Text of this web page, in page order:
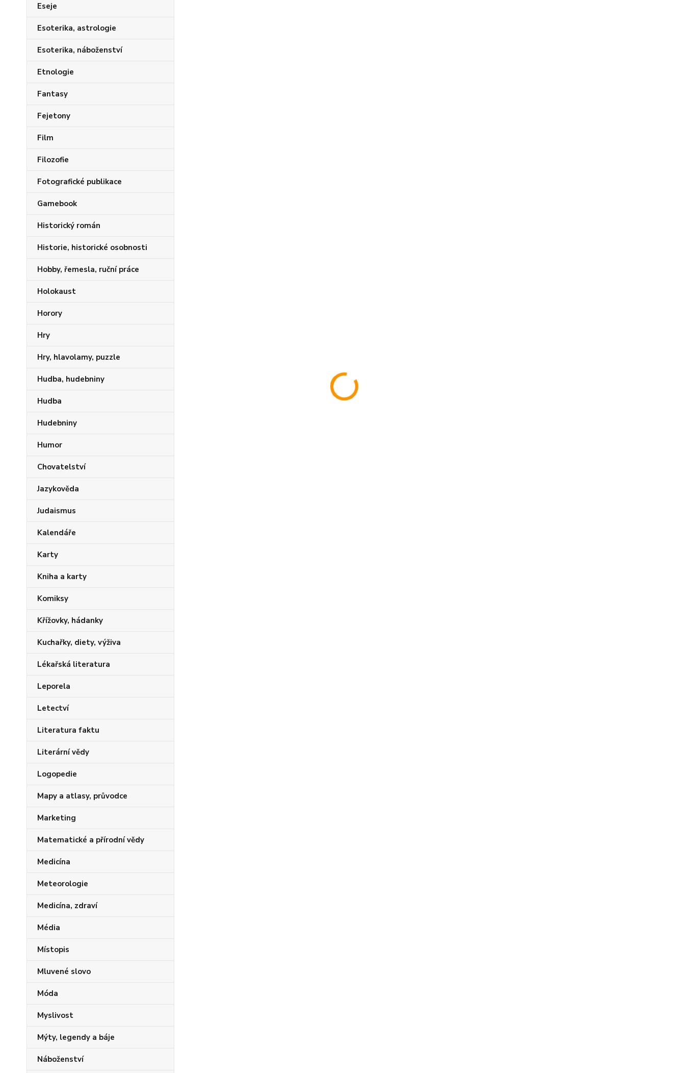
Eseje
Esoterika, astrologie
Esoterika, náboženství
Etnologie
Fantasy
Fejetony
Film
Filozofie
Fotografické publikace
Gamebook
Historický román
Historie, historické osobnosti
Hobby, řemesla, ruční práce
Holokaust
Horory
Hry
Hry, hlavolamy, puzzle
Hudba, hudebniny
Hudba
Hudebniny
Humor
Chovatelství
Jazykověda
Judaismus
Kalendáře
Karty
Kniha a karty
Komiksy
Křížovky, hádanky
Kuchařky, diety, výživa
Lékařská literatura
Leporela
Letectví
Literatura faktu
Literární vědy
Logopedie
Mapy a atlasy, průvodce
Marketing
Matematické a přírodní vědy
Medicína
Meteorologie
Medicína, zdraví
Média
Místopis
Mluvené slovo
Móda
Myslivost
Mýty, legendy a báje
Náboženství